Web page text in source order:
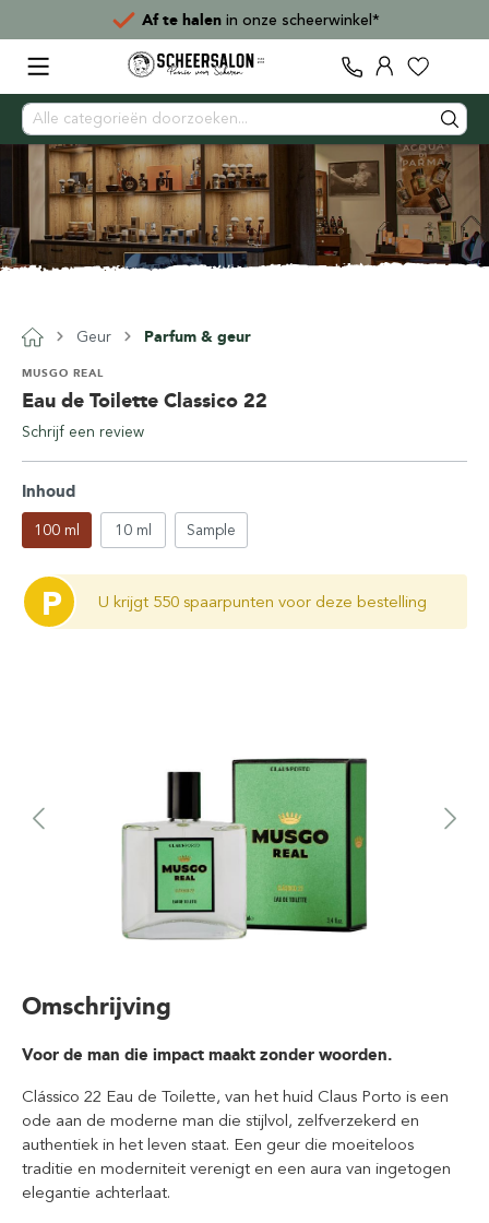
Af te halenin onze scheerwinkel*
Geur Parfum & geur
Eau de Toilette Classico 22
MUSGO REAL
Schrijf een review
Inhoud
100 ml 10 ml Sample
P U krijgt 550 spaarpunten voor deze bestelling
Omschrijving
Voor de man die impact maakt zonder woorden.
Clássico 22 Eau de Toilette, van het huid Claus Porto is een
ode aan de moderne man die stijlvol, zelfverzekerd en
authentiek in het leven staat. Een geur die moeiteloos
traditie en moderniteit verenigt en een aura van ingetogen
elegantie achterlaat.